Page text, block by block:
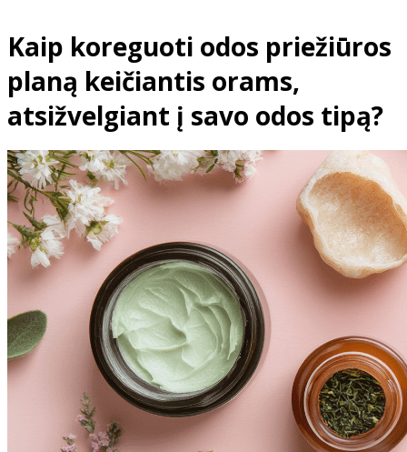
Kaip koreguoti odos priežiūros
planą keičiantis orams,
atsižvelgiant į savo odos tipą?